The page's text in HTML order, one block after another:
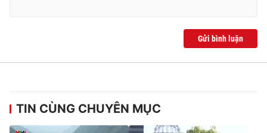
Gửi bình luận
TIN CÙNG CHUYÊN MỤC